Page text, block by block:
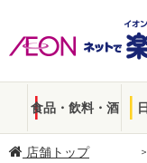
食品・飲料・酒
店舗トップ